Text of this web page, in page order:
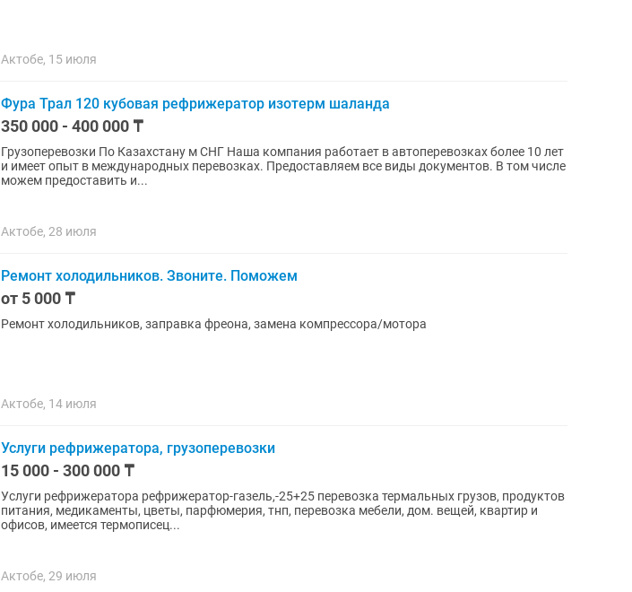
Актобе, 15 июля
Фура Трал 120 кубовая рефрижератор изотерм шаланда
350 000 - 400 000 ₸
Грузоперевозки По Казахстану м СНГ Наша компания работает в автоперевозках более 10 лет
и имеет опыт в международных перевозках. Предоставляем все виды документов. В том числе
можем предоставить и...
Актобе, 28 июля
Ремонт холодильников. Звоните. Поможем
от 5 000 ₸
Ремонт холодильников, заправка фреона, замена компрессора/мотора
Актобе, 14 июля
Услуги рефрижератора, грузоперевозки
15 000 - 300 000 ₸
Услуги рефрижератора рефрижератор-газель,-25+25 перевозка термальных грузов, продуктов
питания, медикаменты, цветы, парфюмерия, тнп, перевозка мебели, дом. вещей, квартир и
офисов, имеется термописец...
Актобе, 29 июля